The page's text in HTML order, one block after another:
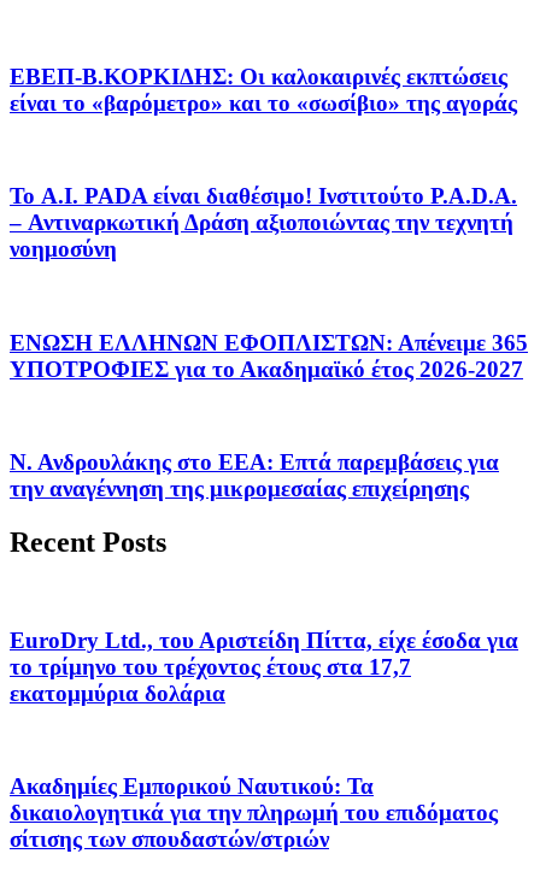
EΒΕΠ-Β.ΚΟΡΚΙΔΗΣ: Οι καλοκαιρινές εκπτώσεις
είναι το «βαρόμετρο» και το «σωσίβιο» της αγοράς
Το A.I. PADA είναι διαθέσιμο! Ινστιτούτο P.A.D.A.
– Αντιναρκωτική Δράση αξιοποιώντας την τεχνητή
νοημοσύνη
ΕΝΩΣΗ ΕΛΛΗΝΩΝ ΕΦΟΠΛΙΣΤΩΝ: Απένειμε 365
ΥΠΟΤΡΟΦΙΕΣ για το Ακαδημαϊκό έτος 2026-2027
Ν. Ανδρουλάκης στο ΕΕΑ: Επτά παρεμβάσεις για
την αναγέννηση της μικρομεσαίας επιχείρησης
Recent Posts
EuroDry Ltd., του Αριστείδη Πίττα, είχε έσοδα για
το τρίμηνο του τρέχοντος έτους στα 17,7
εκατομμύρια δολάρια
Ακαδημίες Εμπορικού Ναυτικού: Τα
δικαιολογητικά για την πληρωμή του επιδόματος
σίτισης των σπουδαστών/στριών